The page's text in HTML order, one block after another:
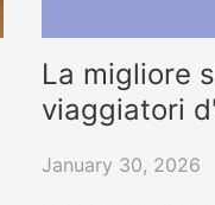
La migliore
viaggiatori
January 30, 2026